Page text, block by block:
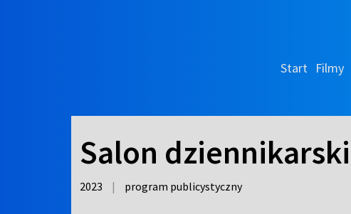
Start Filmy
Salon dziennikarski
2023 | program publicystyczny